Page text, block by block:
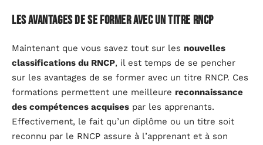
Les avantages de se former avec un titre RNCP
Maintenant que vous savez tout sur les nouvelles
classifications du RNCP, il est temps de se pencher
sur les avantages de se former avec un titre RNCP. Ces
formations permettent une meilleure reconnaissance
des compétences acquises par les apprenants.
Effectivement, le fait qu’un diplôme ou un titre soit
reconnu par le RNCP assure à l’apprenant et à son